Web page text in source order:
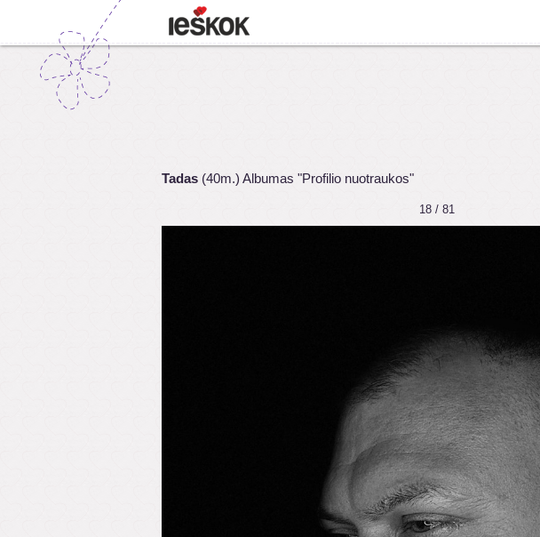
Tadas (40m.) Albumas "Profilio nuotraukos"
18 / 81